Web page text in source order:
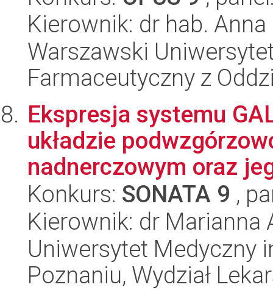
Kierownik: dr hab.
Warszawski
Farmaceutyczny z
Ekspresja systemu
układzie
nadnerczowym oraz
Konkurs: SONATA 9 ,
Kierownik: dr Marianna
Uniwersytet Medyczny
Poznaniu, Wydział